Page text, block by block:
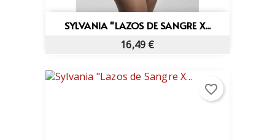
SYLVANIA "LAZOS DE SANGRE X...
16,49 €
favorite_border